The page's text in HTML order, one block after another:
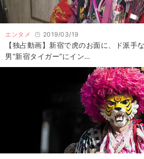
エンタメ 2019/03/19
【独占動画】新宿で虎のお面に、ド派手
男“新宿タイガー”にイン…